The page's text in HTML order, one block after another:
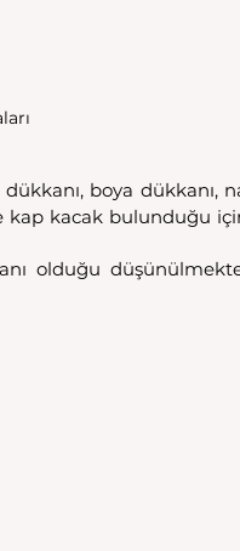
boya dükkanı,
kap kacak bulunduğu
olduğu